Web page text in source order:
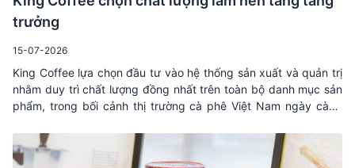
trưởng
15-07-2026
King Coffee lựa chọn đầu tư vào hệ thống sản xuất và quản trị
nhằm duy trì chất lượng đồng nhất trên toàn bộ danh mục sản
phẩm, trong bối cảnh thị trường cà phê Việt Nam ngày càng
thương hiệu mở rộng trên nhiều kênh phân phối.